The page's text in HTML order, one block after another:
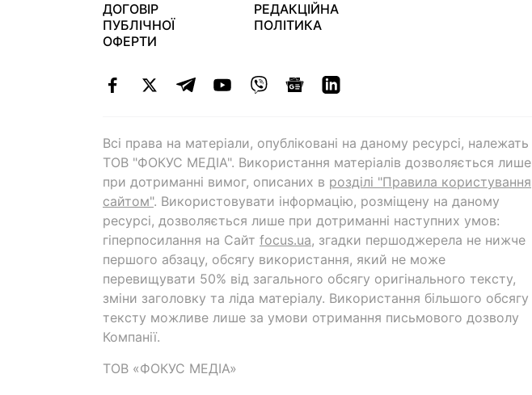
ДОГОВІР
ПУБЛІЧНОЇ
ОФЕРТИ
РЕДАКЦІЙНА
ПОЛІТИКА
Всі права на матеріали, опубліковані на даному ресурсі, належать
ТОВ "ФОКУС МЕДІА". Використання матеріалів дозволяється лише
при дотриманні вимог, описаних в розділі "Правила користування
сайтом". Використовувати інформацію, розміщену на даному
ресурсі, дозволяється лише при дотриманні наступних умов:
гіперпосилання на Cайт focus.ua, згадки першоджерела не нижче
першого абзацу, обсягу використання, який не може
перевищувати 50% від загального обсягу оригінального тексту,
зміни заголовку та ліда матеріалу. Використання більшого обсягу
тексту можливе лише за умови отримання письмового дозволу
Компанії.
ТОВ «ФОКУС МЕДІА»